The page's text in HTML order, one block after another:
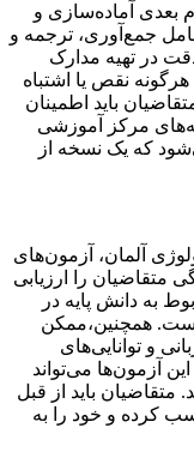
بعدی آماده‌سازی و
جمع‌آوری، ترجمه و
در تهیه مدارک
نقص یا اشتباه
باید اطمینان
مرکز آموزشی
که یک نسخه از
آلمان، آزمون‌های
متقاضیان را ارزیابی
به دانش پایه در
همچنین،ممکن
و توانایی‌های
آزمون‌ها می‌تواند
متقاضیان باید از قبل
کرده و خود را به